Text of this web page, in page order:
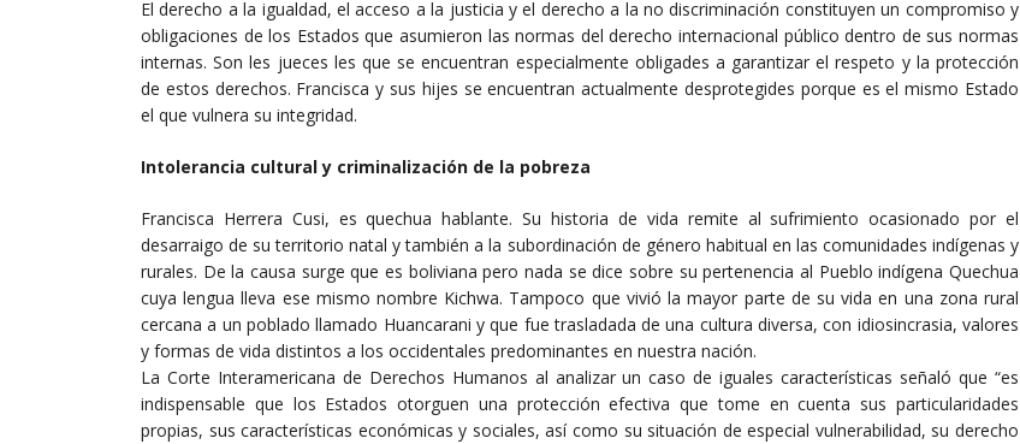
El derecho a la igualdad, el acceso a la justicia y el derecho a la no discriminación constituyen un compromiso y
obligaciones de los Estados que asumieron las normas del derecho internacional público dentro de sus normas
internas. Son les jueces les que se encuentran especialmente obligades a garantizar el respeto y la protección
de estos derechos. Francisca y sus hijes se encuentran actualmente desprotegides porque es el mismo Estado
el que vulnera su integridad.
Intolerancia cultural y criminalización de la pobreza
Francisca Herrera Cusi, es quechua hablante. Su historia de vida remite al sufrimiento ocasionado por el
desarraigo de su territorio natal y también a la subordinación de género habitual en las comunidades indígenas y
rurales. De la causa surge que es boliviana pero nada se dice sobre su pertenencia al Pueblo indígena Quechua
cuya lengua lleva ese mismo nombre Kichwa. Tampoco que vivió la mayor parte de su vida en una zona rural
cercana a un poblado llamado Huancarani y que fue trasladada de una cultura diversa, con idiosincrasia, valores
y formas de vida distintos a los occidentales predominantes en nuestra nación.
La Corte Interamericana de Derechos Humanos al analizar un caso de iguales características señaló que “es
indispensable que los Estados otorguen una protección efectiva que tome en cuenta sus particularidades
propias, sus características económicas y sociales, así como su situación de especial vulnerabilidad, su derecho